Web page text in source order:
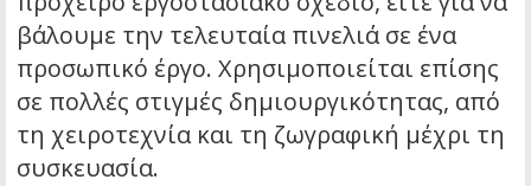
βάλουμε την τελευταία πινελιά σε ένα
προσωπικό έργο. Χρησιμοποιείται επίσης
σε πολλές στιγμές δημιουργικότητας, από
τη χειροτεχνία και τη ζωγραφική μέχρι τη
συσκευασία.